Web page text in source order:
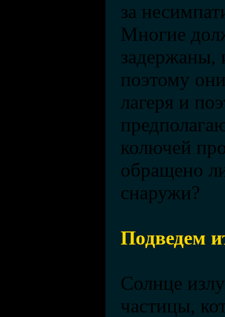
за
Многие
задержаны,
поэтому
лагеря и
колючей
обращено
снаружи?
Подведем
Солнце
частицы,